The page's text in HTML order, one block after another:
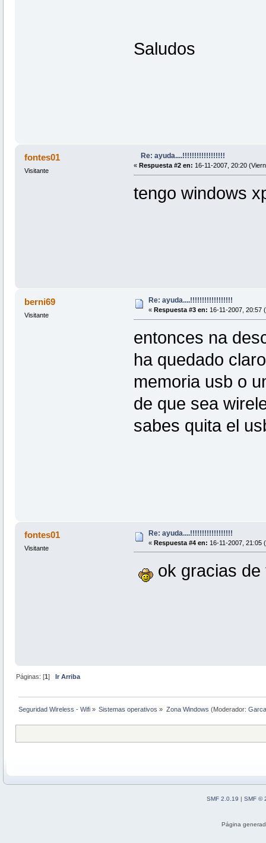
Saludos
fontes01
Visitante
Re: ayuda....!!!!!!!!!!!!!!!!!!
« Respuesta #2 en: 16-11-2007, 20:20
tengo windows
berni69
Visitante
Re: ayuda....!!!!!!!!!!!!!!!!!!
« Respuesta #3 en: 16-11-2007, 20:57
entonces na
ha quedado
memoria usb o
de que sea
sabes quita el
fontes01
Visitante
Re: ayuda....!!!!!!!!!!!!!!!!!!
« Respuesta #4 en: 16-11-2007, 21:05
ok gracias de
Páginas: [1]Ir Arriba
Seguridad Wireless - Wifi » Sistemas operativos » Zona Windows (Moderador:
SMF 2.0.19 | SMF ©
Página